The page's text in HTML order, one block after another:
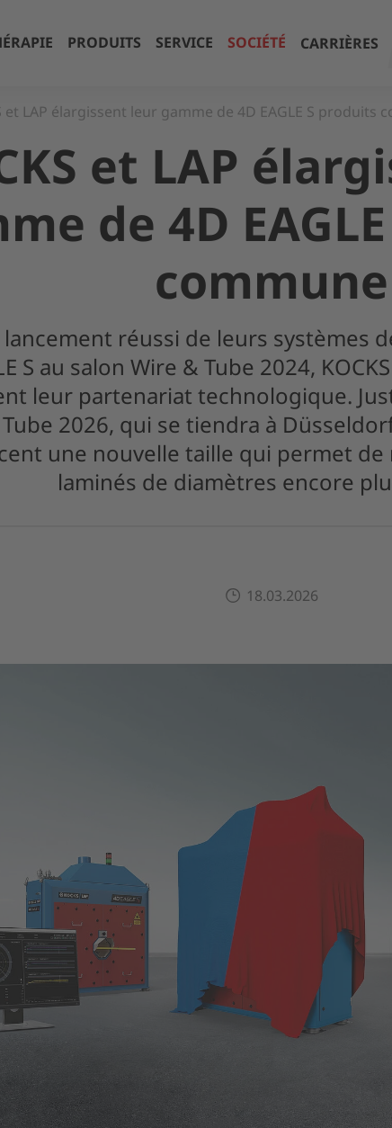
PRODUITS SERVICE SOCIÉTÉ CARRIÈRES
et LAP élargissent leur gamme de 4D EAGLE S produits
et LAP
de 4D
commune
réussi de leurs systèmes
S au salon Wire & Tube 2024,
leur partenariat technologique.
2026, qui se tiendra à
une nouvelle taille qui permet
laminés de diamètres encore
18.03.2026